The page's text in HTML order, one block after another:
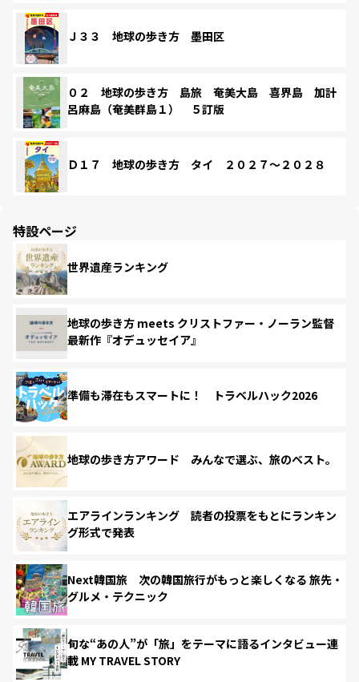
Ｊ３３ 地球の歩き方 墨田区
０２ 地球の歩き方 島旅 奄美大島 喜界島 加計
呂麻島（奄美群島１） ５訂版
Ｄ１７ 地球の歩き方 タイ ２０２７～２０２８
特設ページ
世界遺産ランキング
地球の歩き方 meets クリストファー・ノーラン監督
最新作『オデュッセイア』
準備も滞在もスマートに！ トラベルハック2026
地球の歩き方アワード みんなで選ぶ、旅のベスト。
エアラインランキング 読者の投票をもとにランキン
グ形式で発表
Next韓国旅 次の韓国旅行がもっと楽しくなる 旅先・
グルメ・テクニック
旬な“あの人”が「旅」をテーマに語るインタビュー連
載 MY TRAVEL STORY